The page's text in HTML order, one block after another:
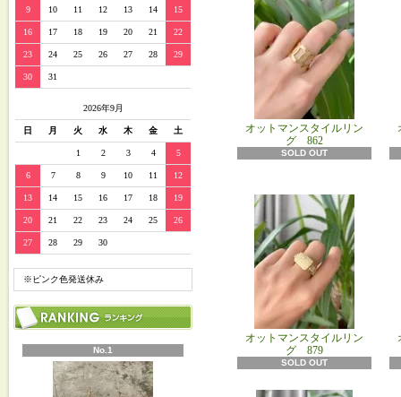
9 10 11 12 13 14 15
16 17 18 19 20 21 22
23 24 25 26 27 28 29
30 31
2026年9月
日 月 火 水 木 金 土
1 2 3 4 5
6 7 8 9 10 11 12
13 14 15 16 17 18 19
20 21 22 23 24 25 26
27 28 29 30
※ピンク色発送休み
No.1
オットマンスタイルリン
グ 862
SOLD OUT
オットマンスタイルリン
グ 879
SOLD OUT